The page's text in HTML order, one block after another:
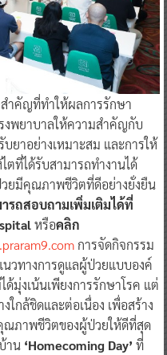
ำคัญที่ทำให้ผลการรักษา
งพยาบาลให้ความสำคัญกับ
ยาอย่างเหมาะสม และการให้
ตที่ได้รับสามารถทำงานได้
ยมีคุณภาพชีวิตที่ดีอย่างยั่งยืน
รถสอบถามเพิ่มเติมได้ที่
หรือคลิก
การจัดกิจกรรม
วทางการดูแลผู้ป่วยแบบองค์
ด้มุ่งเน้นเพียงการรักษาโรค แต่
กล้ชิดและต่อเนื่อง เพื่อสร้าง
ณภาพชีวิตของผู้ป่วยให้ดีที่สุด
าน‘Homecoming Day’ ที่